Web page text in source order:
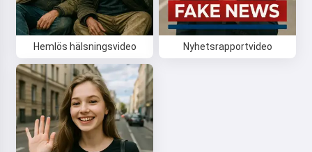
Hemlös hälsningsvideo Nyhetsrapportvideo